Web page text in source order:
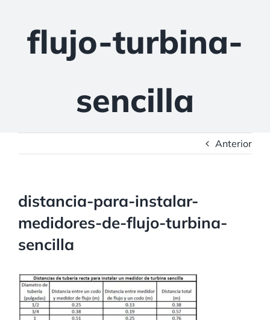
flujo-turbina-
sencilla
Anterior
distancia-para-instalar-
medidores-de-flujo-turbina-
sencilla